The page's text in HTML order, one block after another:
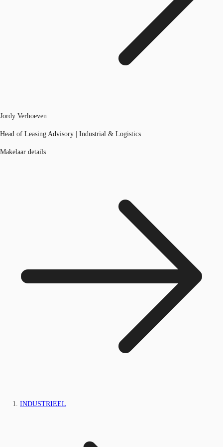
Jordy Verhoeven
Head of Leasing Advisory | Industrial & Logistics
Makelaar details
INDUSTRIEEL